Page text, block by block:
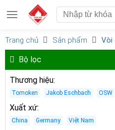
Trang chủ Sản phẩm Vòi
Bộ lọc
Thương hiệu:
Tomoken Jakob Eschbach OSW
Xuất xứ:
China Germany Việt Nam